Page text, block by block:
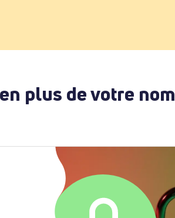
plus de votre nom